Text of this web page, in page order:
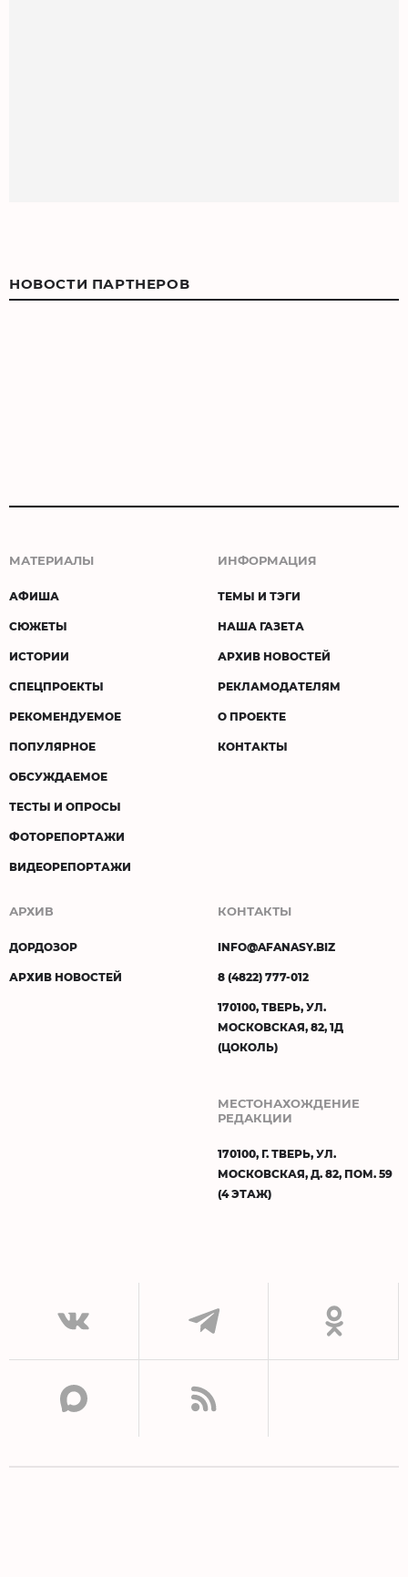
НОВОСТИ ПАРТНЕРОВ
МАТЕРИАЛЫ
АФИША
СЮЖЕТЫ
ИСТОРИИ
СПЕЦПРОЕКТЫ
РЕКОМЕНДУЕМОЕ
ПОПУЛЯРНОЕ
ОБСУЖДАЕМОЕ
ТЕСТЫ И ОПРОСЫ
ФОТОРЕПОРТАЖИ
ВИДЕОРЕПОРТАЖИ
ИНФОРМАЦИЯ
ТЕМЫ И ТЭГИ
НАША ГАЗЕТА
АРХИВ НОВОСТЕЙ
РЕКЛАМОДАТЕЛЯМ
О ПРОЕКТЕ
КОНТАКТЫ
АРХИВ
ДОРДОЗОР
АРХИВ НОВОСТЕЙ
КОНТАКТЫ
INFO@AFANASY.BIZ
8 (4822) 777-012
170100, ТВЕРЬ, УЛ.
МОСКОВСКАЯ, 82, 1Д
(ЦОКОЛЬ)
МЕСТОНАХОЖДЕНИЕ
РЕДАКЦИИ
170100, Г. ТВЕРЬ, УЛ.
МОСКОВСКАЯ, Д. 82, ПОМ. 59
(4 ЭТАЖ)